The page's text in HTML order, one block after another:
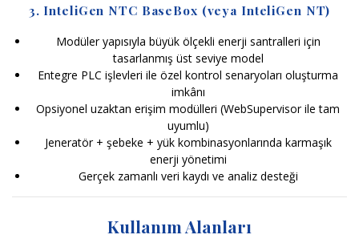
3. InteliGen NTC BaseBox (veya InteliGen NT)
Modüler yapısıyla büyük ölçekli enerji santralleri için
tasarlanmış üst seviye model
Entegre PLC işlevleri ile özel kontrol senaryoları oluşturma
imkânı
Opsiyonel uzaktan erişim modülleri (WebSupervisor ile tam
uyumlu)
Jeneratör + şebeke + yük kombinasyonlarında karmaşık
enerji yönetimi
Gerçek zamanlı veri kaydı ve analiz desteği
Kullanım Alanları